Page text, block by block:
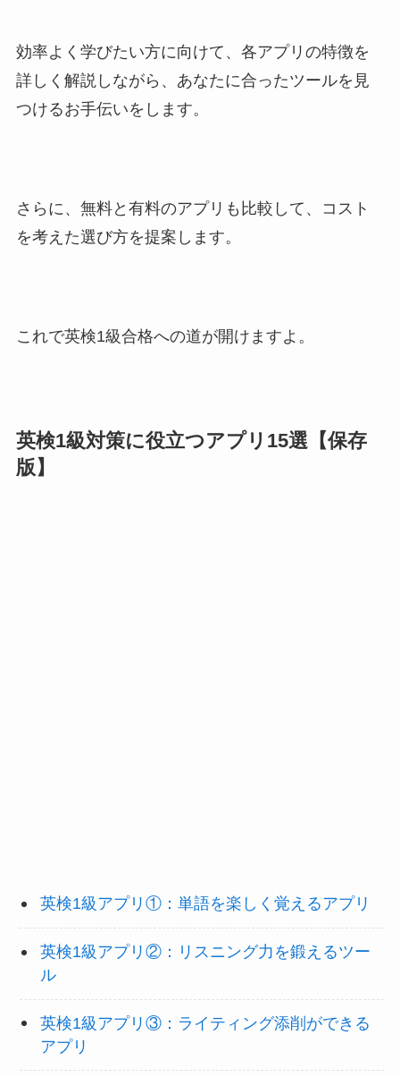
効率よく学びたい方に向けて、各アプリの特徴を
詳しく解説しながら、あなたに合ったツールを見
つけるお手伝いをします。
さらに、無料と有料のアプリも比較して、コスト
を考えた選び方を提案します。
これで英検1級合格への道が開けますよ。
英検1級対策に役立つアプリ15選【保存
版】
英検1級アプリ①：単語を楽しく覚えるアプリ
英検1級アプリ②：リスニング力を鍛えるツー
ル
英検1級アプリ③：ライティング添削ができる
アプリ